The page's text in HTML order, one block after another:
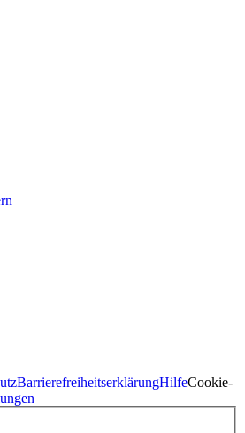
BarrierefreiheitserklärungHilfeCookie-